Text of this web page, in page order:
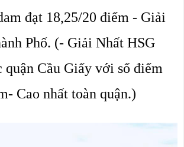
đạt 18,25/20 điểm - Giải
Phố. (- Giải Nhất HSG
quận Cầu Giấy với số điểm
Cao nhất toàn quận.)